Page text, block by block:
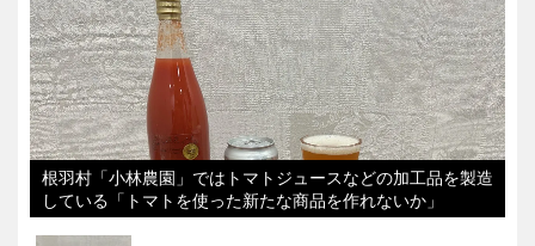
根羽村「小林農園」ではトマトジュースなどの加工品を製造
している「トマトを使った新たな商品を作れないか」